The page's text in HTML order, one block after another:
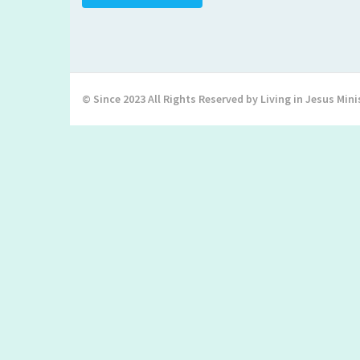
© Since 2023 All Rights Reserved by Living in Jesus